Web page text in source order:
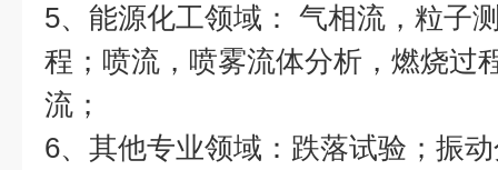
5、能源化工领域： 气相流，粒子
程；喷流，喷雾流体分析，燃烧过
流；
6、其他专业领域：跌落试验；振